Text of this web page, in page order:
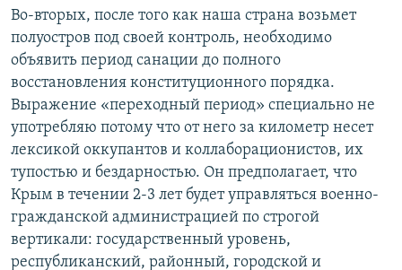
Во-вторых, после того как наша страна возьмет
полуостров под своей контроль, необходимо
объявить период санации до полного
восстановления конституционного порядка.
Выражение «переходный период» специально не
употребляю потому что от него за километр несет
лексикой оккупантов и коллаборационистов, их
тупостью и бездарностью. Он предполагает, что
Крым в течении 2-3 лет будет управляться военно-
гражданской администрацией по строгой
вертикали: государственный уровень,
республиканский, районный, городской и